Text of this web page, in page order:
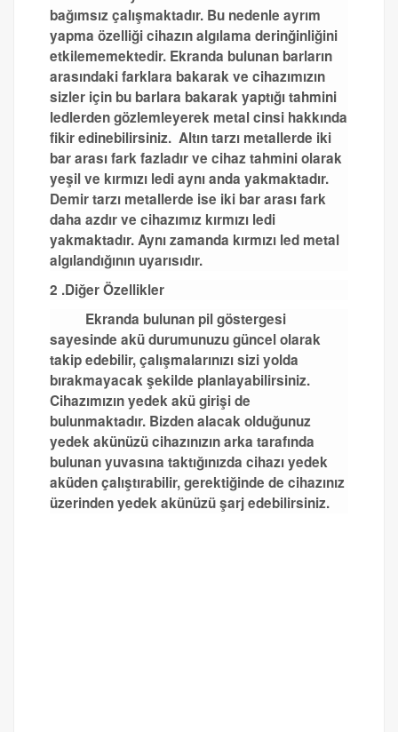
bağımsız çalışmaktadır. Bu nedenle ayrım
yapma özelliği cihazın algılama derinğinliğini
etkilememektedir. Ekranda bulunan barların
arasındaki farklara bakarak ve cihazımızın
sizler için bu barlara bakarak yaptığı tahmini
ledlerden gözlemleyerek metal cinsi hakkında
fikir edinebilirsiniz. Altın tarzı metallerde iki
bar arası fark fazladır ve cihaz tahmini olarak
yeşil ve kırmızı ledi aynı anda yakmaktadır.
Demir tarzı metallerde ise iki bar arası fark
daha azdır ve cihazımız kırmızı ledi
yakmaktadır. Aynı zamanda kırmızı led metal
algılandığının uyarısıdır.
2 .Diğer Özellikler
Ekranda bulunan pil göstergesi
sayesinde akü durumunuzu güncel olarak
takip edebilir, çalışmalarınızı sizi yolda
bırakmayacak şekilde planlayabilirsiniz.
Cihazımızın yedek akü girişi de
bulunmaktadır. Bizden alacak olduğunuz
yedek akünüzü cihazınızın arka tarafında
bulunan yuvasına taktığınızda cihazı yedek
aküden çalıştırabilir, gerektiğinde de cihazınız
üzerinden yedek akünüzü şarj edebilirsiniz.